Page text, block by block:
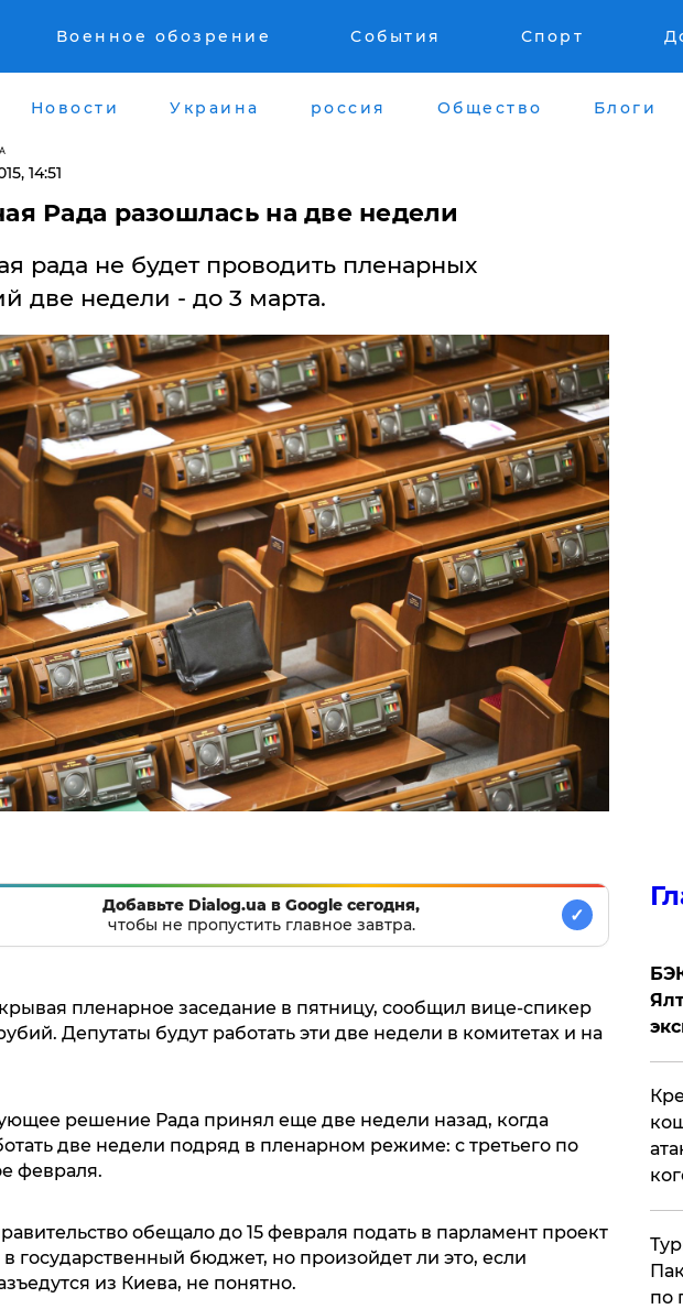
Военное обозрение События Спорт
Новости Украина россия Общество Блоги
14:51
Рада разошлась на две недели
рада не будет проводить пленарных
две недели - до 3 марта.
Добавьте Dialog.ua в Google сегодня,
чтобы не пропустить главное завтра.
✓
пленарное заседание в пятницу, сообщил вице-спикер
Депутаты будут работать эти две недели в комитетах и на
решение Рада принял еще две недели назад, когда
две недели подряд в пленарном режиме: с третьего по
февраля.
обещало до 15 февраля подать в парламент проект
государственный бюджет, но произойдет ли это, если
из Киева, не понятно.
по